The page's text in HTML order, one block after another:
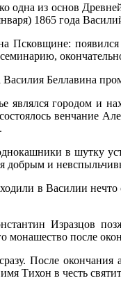
одна из основ
1865 года
появился
Беллавина
являлся городом и
венчание
в шутку
добрым и
в Василии
Изразцов
монашество после
После
Тихон в честь